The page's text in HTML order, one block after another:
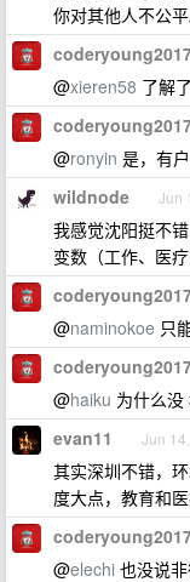
你对其他人不公平
@xieren58 了解
@ronyin 是，有
wildnode Jun
我感觉沈阳挺不
变数（工作、医
@naminokoe 只
@haiku 为什么没
evan11 Jun
其实深圳不错，
度大点，教育和
@elechi 也没说